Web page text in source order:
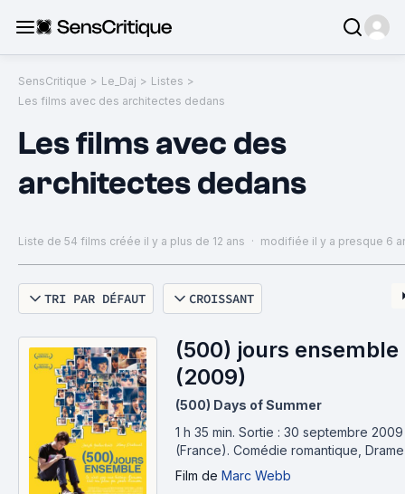
SensCritique > Le_Daj > Listes >
Les films avec des architectes dedans
Les films avec des
architectes dedans
Liste de 54 films créée il y a plus de 12 ans · modifiée il y a presque 6
TRI PAR DÉFAUT CROISSANT
(500) jours ensemble
(2009)
(500) Days of Summer
1 h 35 min. Sortie : 30 septembre 2009
(France). Comédie romantique, Drame
Film de Marc Webb